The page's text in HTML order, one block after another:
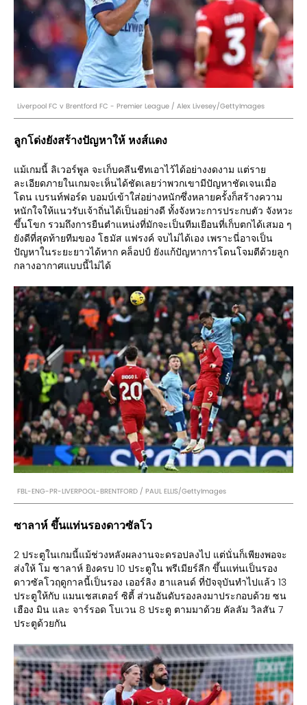
Liverpool FC v Brentford FC - Premier League / Alex Livesey/GettyImages
ลูกโด่งยังสร้างปัญหาให้ หงส์แดง
แม้เกมนี้ ลิเวอร์พูล จะเก็บคลีนชีทเอาไว้ได้อย่างงดงาม แต่ราย
ละเอียดภายในเกมจะเห็นได้ชัดเลยว่าพวกเขามีปัญหาชัดเจนเมื่อ
โดน เบรนท์ฟอร์ด บอมบ์เข้าใส่อย่างหนักซึ่งหลายครั้งก็สร้างความ
หนักใจให้แนวรับเจ้าถิ่นได้เป็นอย่างดี ทั้งจังหวะการประกบตัว จังหวะ
ขึ้นโขก รวมถึงการยืนตำแหน่งที่มักจะเป็นทีมเยือนที่เก็บตกได้เสมอ ๆ
ยังดีที่สุดท้ายทีมของ โธมัส แฟรงค์ จบไม่ได้เอง เพราะนี่อาจเป็น
ปัญหาในระยะยาวได้หาก คล็อปป์ ยังแก้ปัญหาการโดนโจมตีด้วยลูก
กลางอากาศแบบนี้ไม่ได้
FBL-ENG-PR-LIVERPOOL-BRENTFORD / PAUL ELLIS/GettyImages
ซาลาห์ ขึ้นแท่นรองดาวซัลโว
2 ประตูในเกมนี้แม้ช่วงหลังผลงานจะดรอปลงไป แต่นั่นก็เพียงพอจะ
ส่งให้ โม ซาลาห์ ยิงครบ 10 ประตูใน พรีเมียร์ลีก ขึ้นแท่นเป็นรอง
ดาวซัลโวฤดูกาลนี้เป็นรอง เออร์ลิง ฮาแลนด์ ที่ปัจจุบันทำไปแล้ว 13
ประตูให้กับ แมนเชสเตอร์ ซิตี้ ส่วนอันดับรองลงมาประกอบด้วย ซน
เฮือง มิน และ จาร์รอด โบเวน 8 ประตู ตามมาด้วย คัลลัม วิลสัน 7
ประตูด้วยกัน